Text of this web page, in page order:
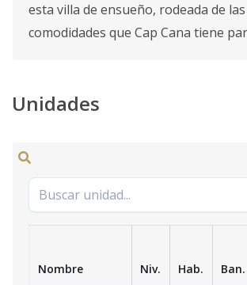
esta villa de ensueño, rodeada de
comodidades que Cap Cana tiene
Unidades
Nombre Niv. Hab. Ban.